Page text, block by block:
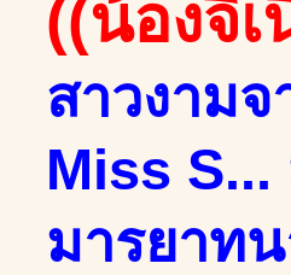
((น้องจีเ
สาวงามจ
Miss S...
มารยาท